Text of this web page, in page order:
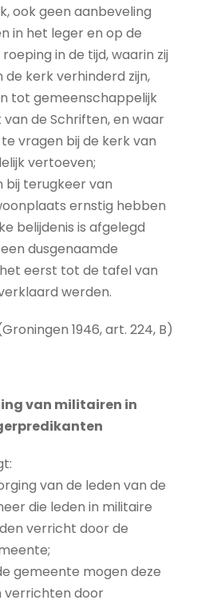
ook geen aanbeveling
in het leger en op de
in de tijd, waarin zij
kerk verhinderd zijn,
tot gemeenschappelijk
de Schriften, en waar
vragen bij de kerk van
vertoeven;
bij terugkeer van
ernstig hebben
belijdenis is afgelegd
dusgenaamde
eerst tot de tafel van
werden.
1946, art. 224, B)
van militairen in
van de leden van de
die leden in militaire
verricht door de
gemeente mogen deze
verrichten door